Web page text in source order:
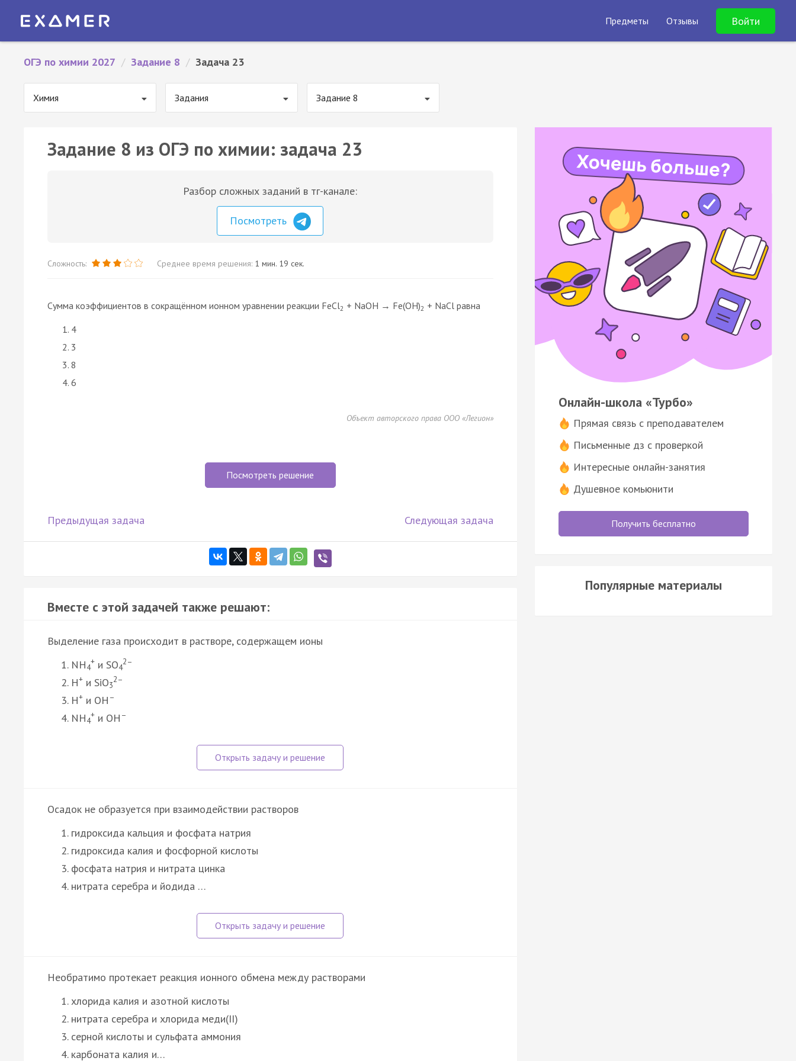
Предметы Отзывы Войти
ОГЭ по химии 2027 / Задание 8 / Задача 23
Химия Задания Задание 8
Задание 8 из ОГЭ по химии: задача 23
Разбор сложных заданий в тг-канале:
Посмотреть
Сложность: Среднее время решения: 1 мин. 19 сек.
Сумма коэффициентов в сокращённом ионном уравнении реакции FeCl2 + NaOH → Fe(OH)2 + NaCl равна
4
3
8
6
Объект авторского права ООО «Легион»
Посмотреть решение
Предыдущая задача Следующая задача
Вместе с этой задачей также решают:
Выделение газа происходит в растворе, содержащем ионы
NH4
+ и SO4
2–
H+ и SiO3
2–
H+ и OH –
NH4
+ и OH –
Осадок не образуется при взаимодействии растворов
гидроксида кальция и фосфата натрия
гидроксида калия и фосфорной кислоты
фосфата натрия и нитрата цинка
нитрата серебра и йодида …
Необратимо протекает реакция ионного обмена между растворами
хлорида калия и азотной кислоты
нитрата серебра и хлорида меди(II)
серной кислоты и сульфата аммония
карбоната калия и…
Онлайн-школа «Турбо»
Прямая связь с преподавателем
Письменные дз с проверкой
Интересные онлайн-занятия
Душевное комьюнити
Получить бесплатно
Популярные материалы